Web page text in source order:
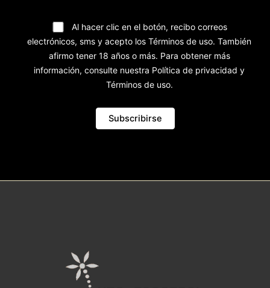
Al hacer clic en el botón, recibo correos
electrónicos, sms y acepto los Términos de uso. También
afirmo tener 18 años o más. Para obtener más
información, consulte nuestra Política de privacidad y
Términos de uso.